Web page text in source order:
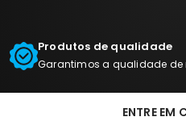
Produtos de qualidade
Garantimos a qualidade de
ENTRE EM